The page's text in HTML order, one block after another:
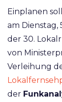
Einplanen
am Dienstag,
der 30.
von
Verleihung
der